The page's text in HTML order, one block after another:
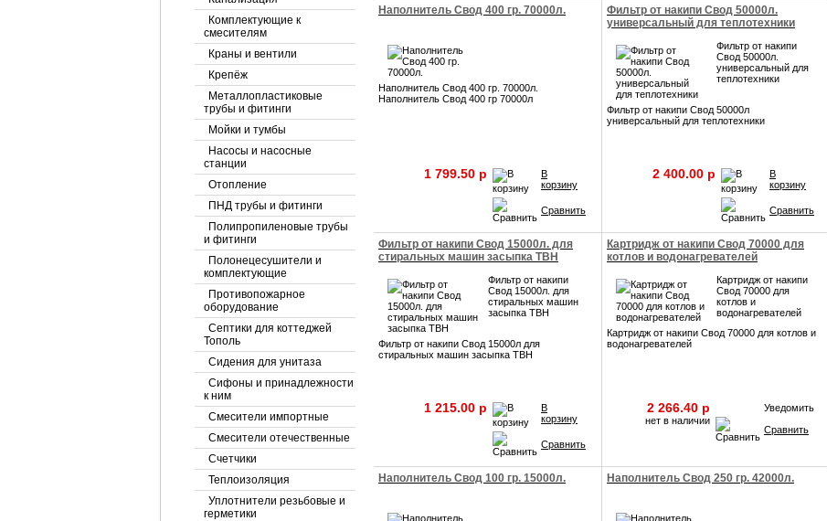
Комплектующие к
смесителям
Краны и вентили
Крепёж
Металлопластиковые
трубы и фитинги
Мойки и тумбы
Насосы и насосные
станции
Отопление
ПНД трубы и фитинги
Полипропиленовые трубы
и фитинги
Полонецесушители и
комплектующие
Противопожарное
оборудование
Септики для коттеджей
Тополь
Сидения для унитаза
Сифоны и принадлежности
к ним
Смесители импортные
Смесители отечественные
Счетчики
Теплоизоляция
Уплотнители резьбовые и
герметики
Наполнитель Свод 400 гр. 70000л.
Наполнитель Свод 400 гр. 70000л.
Наполнитель Свод 400 гр 70000л
1 799.50 p
В
корзину
Сравнить
Фильтр от накипи Свод 50000л.
универсальный для теплотехники
Фильтр от накипи
Свод 50000л.
универсальный для
теплотехники
Фильтр от накипи Свод 50000л
универсальный для теплотехники
2 400.00 p
В
корзину
Сравнить
Фильтр от накипи Свод 15000л. для
стиральных машин засыпка ТВН
Фильтр от накипи
Свод 15000л. для
стиральных машин
засыпка ТВН
Фильтр от накипи Свод 15000л для
стиральных машин засыпка ТВН
1 215.00 p
В
корзину
Сравнить
Картридж от накипи Свод 70000 для
котлов и водонагревателей
Картридж от накипи
Свод 70000 для
котлов и
водонагревателей
Картридж от накипи Свод 70000 для котлов и
водонагревателей
2 266.40 p
нет в наличии
Уведомить
Сравнить
Наполнитель Свод 100 гр. 15000л. Наполнитель Свод 250 гр. 42000л.